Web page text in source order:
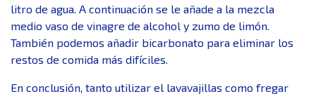
litro de agua. A continuación se le añade a la mezcla
medio vaso de vinagre de alcohol y zumo de limón.
También podemos añadir bicarbonato para eliminar los
restos de comida más difíciles.
En conclusión, tanto utilizar el lavavajillas como fregar